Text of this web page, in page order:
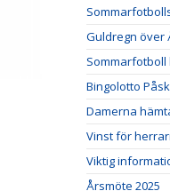
Guldregn över
Sommarfotboll
Bingolotto
Damerna
Vinst för
Viktig
Årsmöte 2025